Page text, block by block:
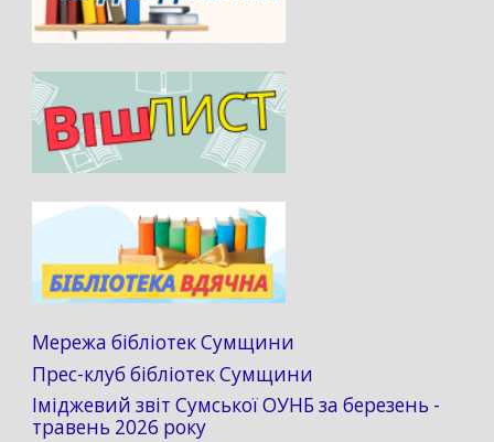
Мережа бібліотек Сумщини
Прес-клуб бібліотек Сумщини
Іміджевий звіт Сумської ОУНБ за березень -
травень 2026 року